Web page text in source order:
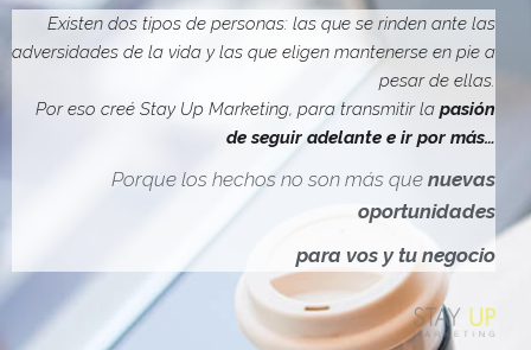
D
E
N
A
V
G
I
Ó
N
Existen dos tipos de personas: las que se rinden ante las
adversidades de la vida y las que eligen mantenerse en pie a
pesar de ellas.
Por eso creé Stay Up Marketing, para transmitir la pasión
de seguir adelante e ir por más…
Porque los hechos no son más que nuevas
oportunidades
para vos y tu negocio